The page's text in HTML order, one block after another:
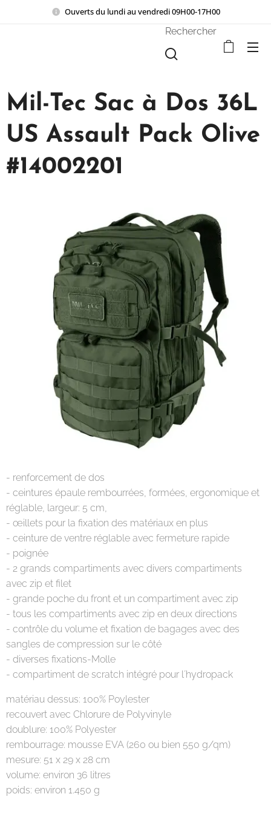
Ouverts du lundi au vendredi 09H00-17H00
Rechercher
Mil-Tec Sac à Dos 36L
US Assault Pack Olive
#14002201
- renforcement de dos
- ceintures épaule rembourrées, formées, ergonomique et
réglable, largeur: 5 cm,
- œillets pour la fixation des matériaux en plus
- ceinture de ventre réglable avec fermeture rapide
- poignée
- 2 grands compartiments avec divers compartiments
avec zip et filet
- grande poche du front et un compartiment avec zip
- tous les compartiments avec zip en deux directions
- contrôle du volume et fixation de bagages avec des
sangles de compression sur le côté
- diverses fixations-Molle
- compartiment de scratch intégré pour l´hydropack
matériau dessus: 100% Poylester
recouvert avec Chlorure de Polyvinyle
doublure: 100% Polyester
rembourrage: mousse EVA (260 ou bien 550 g/qm)
mesure: 51 x 29 x 28 cm
volume: environ 36 litres
poids: environ 1.450 g